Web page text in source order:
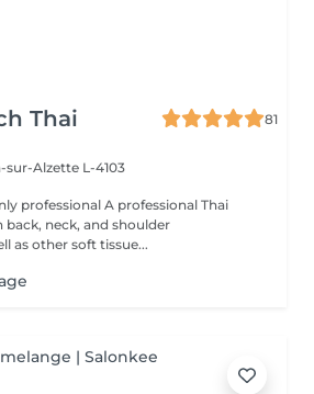
Thai
81
sur-Alzette L-4103
A professional Thai
back, neck, and shoulder
as other soft tissue...